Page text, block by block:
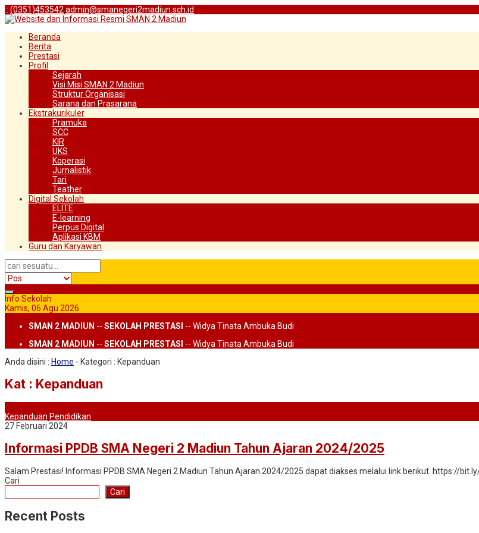
:: (0351)453542 admin@smanegeri2madiun.sch.id
Beranda
Berita
Prestasi
Profil
Sejarah
Visi Misi SMAN 2 Madiun
Struktur Organisasi
Sarana dan Prasarana
Ekstrakurikuler
Pramuka
SCC
KIR
UKS
Koperasi
Jurnalistik
Tari
Teather
Digital Sekolah
ELITE
E-learning
Perpus Digital
Aplikasi KBM
Guru dan Karyawan
Info Sekolah
Kamis, 06 Agu 2026
SMAN 2 MADIUN -- SEKOLAH PRESTASI -- Widya Tinata Ambuka Budi
SMAN 2 MADIUN -- SEKOLAH PRESTASI -- Widya Tinata Ambuka Budi
Anda disini : Home - Kategori : Kepanduan
Kat : Kepanduan
Kepanduan Pendidikan
27 Februari 2024
Informasi PPDB SMA Negeri 2 Madiun Tahun Ajaran 2024/2025
Salam Prestasi! Informasi PPDB SMA Negeri 2 Madiun Tahun Ajaran 2024/2025 dapat diakses melalui link berikut. https://
Cari
Cari
Recent Posts